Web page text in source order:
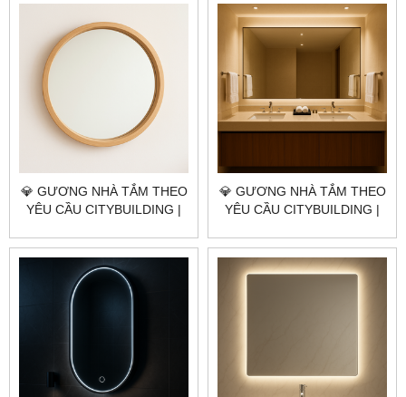
QUẬN TÂN PHÚ TP.HCM
💎 GƯƠNG NHÀ TẮM THEO
YÊU CẦU CITYBUILDING |
GIÁ GƯƠNG NHÀ TẮM
QUẬN BÌNH THẠNH TP.HCM
💎 GƯƠNG NHÀ TẮM THEO
YÊU CẦU CITYBUILDING |
GIÁ GƯƠNG NHÀ TẮM
QUẬN 11 TP.HCM